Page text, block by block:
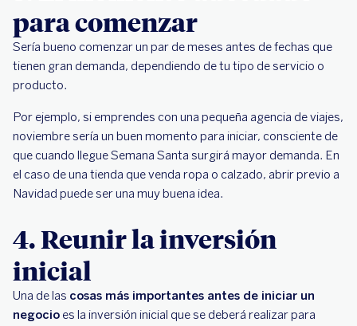
para comenzar
Sería bueno comenzar un par de meses antes de fechas que
tienen gran demanda, dependiendo de tu tipo de servicio o
producto.
Por ejemplo, si emprendes con una pequeña agencia de viajes,
noviembre sería un buen momento para iniciar, consciente de
que cuando llegue Semana Santa surgirá mayor demanda. En
el caso de una tienda que venda ropa o calzado, abrir previo a
Navidad puede ser una muy buena idea.
4. Reunir la inversión
inicial
Una de las cosas más importantes antes de iniciar un
negocio es la inversión inicial que se deberá realizar para